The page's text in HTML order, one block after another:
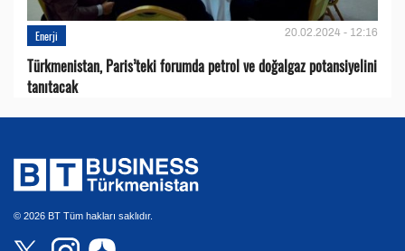
Enerji 20.02.2024 - 12:16
Türkmenistan, Paris’teki forumda petrol ve doğalgaz potansiyelini
tanıtacak
© 2026 BT Tüm hakları saklıdır.